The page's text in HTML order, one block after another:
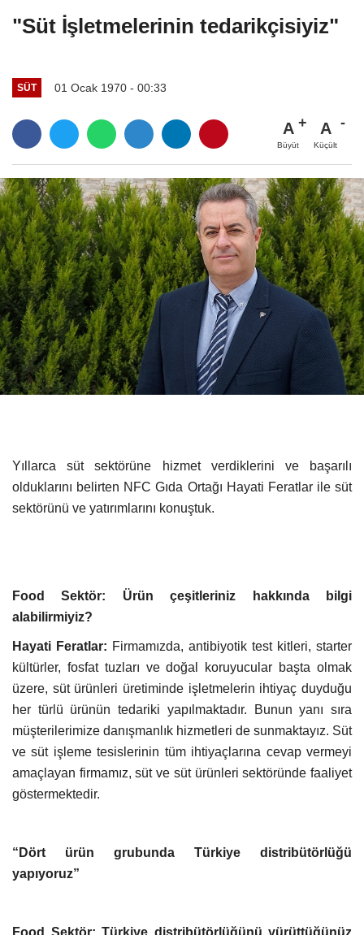
"Süt İşletmelerinin tedarikçisiyiz"
SÜT 01 Ocak 1970 - 00:33
A
Büyüt
A
Küçült
Yıllarca süt sektörüne hizmet verdiklerini ve başarılı
olduklarını belirten NFC Gıda Ortağı Hayati Feratlar ile süt
sektörünü ve yatırımlarını konuştuk.
Food Sektör: Ürün çeşitleriniz hakkında bilgi
alabilirmiyiz?
Hayati Feratlar: Firmamızda, antibiyotik test kitleri, starter
kültürler, fosfat tuzları ve doğal koruyucular başta olmak
üzere, süt ürünleri üretiminde işletmelerin ihtiyaç duyduğu
her türlü ürünün tedariki yapılmaktadır. Bunun yanı sıra
müşterilerimize danışmanlık hizmetleri de sunmaktayız. Süt
ve süt işleme tesislerinin tüm ihtiyaçlarına cevap vermeyi
amaçlayan firmamız, süt ve süt ürünleri sektöründe faaliyet
göstermektedir.
“Dört ürün grubunda Türkiye
distribütörlüğü
yapıyoruz”